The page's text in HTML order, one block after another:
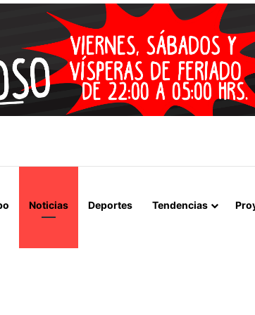
LA VIDA”: LA EMOTIVA ROMERÍA AL CEMENTERIO
Noticias Deportes Tendencias